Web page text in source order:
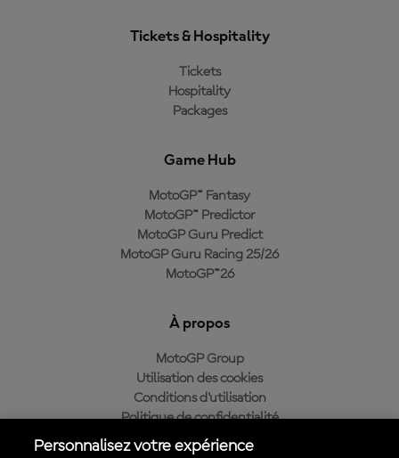
Tickets & Hospitality
Tickets
Hospitality
Packages
Game Hub
MotoGP™ Fantasy
MotoGP™ Predictor
MotoGP Guru Predict
MotoGP Guru Racing 25/26
MotoGP™26
À propos
MotoGP Group
Utilisation des cookies
Conditions d'utilisation
Politique de confidentialité
Politique d’achat
Personnalisez votre expérience